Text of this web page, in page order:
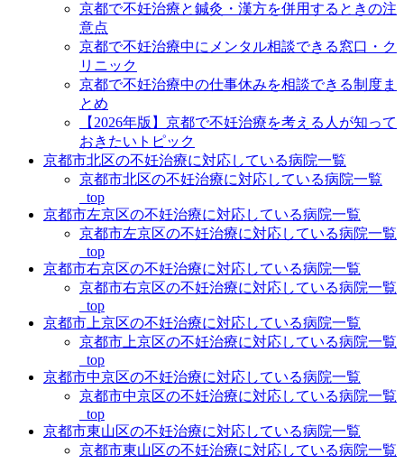
京都で不妊治療と鍼灸・漢方を併用するときの注
意点
京都で不妊治療中にメンタル相談できる窓口・ク
リニック
京都で不妊治療中の仕事休みを相談できる制度ま
とめ
【2026年版】京都で不妊治療を考える人が知って
おきたいトピック
京都市北区の不妊治療に対応している病院一覧
京都市北区の不妊治療に対応している病院一覧
_top
京都市左京区の不妊治療に対応している病院一覧
京都市左京区の不妊治療に対応している病院一覧
_top
京都市右京区の不妊治療に対応している病院一覧
京都市右京区の不妊治療に対応している病院一覧
_top
京都市上京区の不妊治療に対応している病院一覧
京都市上京区の不妊治療に対応している病院一覧
_top
京都市中京区の不妊治療に対応している病院一覧
京都市中京区の不妊治療に対応している病院一覧
_top
京都市東山区の不妊治療に対応している病院一覧
京都市東山区の不妊治療に対応している病院一覧